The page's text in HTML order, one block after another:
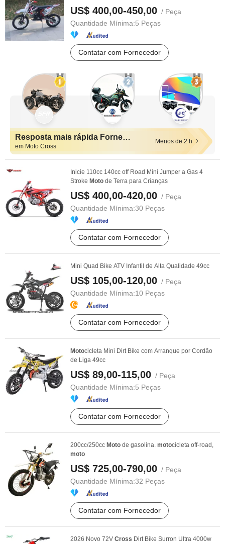
US$ 400,00-450,00 / Peça
Quantidade Mínima:5 Peças
Contatar com Fornecedor
Resposta mais rápida Fornecedores
em Moto Cross
Menos de 2 h
Inicie 110cc 140cc off Road Mini Jumper a Gas 4
Stroke Moto de Terra para Crianças
US$ 400,00-420,00 / Peça
Quantidade Mínima:30 Peças
Contatar com Fornecedor
Mini Quad Bike ATV Infantil de Alta Qualidade 49cc
US$ 105,00-120,00 / Peça
Quantidade Mínima:10 Peças
Contatar com Fornecedor
Motocicleta Mini Dirt Bike com Arranque por Cordão
de Liga 49cc
US$ 89,00-115,00 / Peça
Quantidade Mínima:5 Peças
Contatar com Fornecedor
200cc/250cc Moto de gasolina. motocicleta off-road,
moto
US$ 725,00-790,00 / Peça
Quantidade Mínima:32 Peças
Contatar com Fornecedor
2026 Novo 72V Cross Dirt Bike Surron Ultra 4000w